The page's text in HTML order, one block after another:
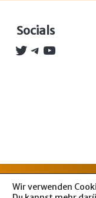
Socials
Twitter
Telegram
YouTube
Wir verwenden